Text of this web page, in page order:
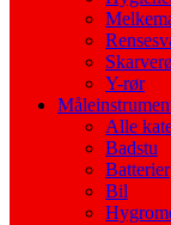
Y-rør
Alle
Badstu
Batterier
Bil